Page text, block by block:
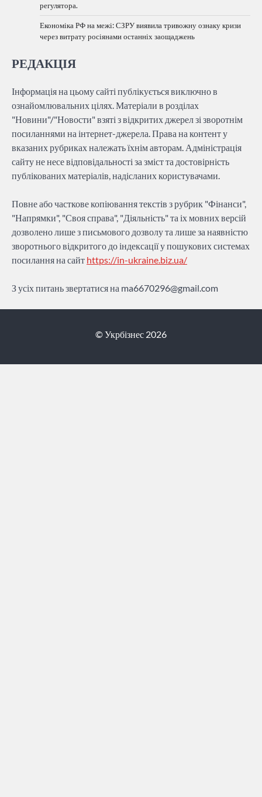
регулятора.
Економіка РФ на межі: СЗРУ виявила тривожну ознаку кризи
через витрату росіянами останніх заощаджень
РЕДАКЦІЯ
Інформація на цьому сайті публікується виключно в
ознайомлювальних цілях. Матеріали в розділах
"Новини"/"Новости" взяті з відкритих джерел зі зворотнім
посиланнями на інтернет-джерела. Права на контент у
вказаних рубриках належать їхнім авторам. Адміністрація
сайту не несе відповідальності за зміст та достовірність
публікованих матеріалів, надісланих користувачами.
Повне або часткове копіювання текстів з рубрик "Фінанси",
"Напрямки", "Своя справа", "Діяльність" та іх мовних версій
дозволено лише з письмового дозволу та лише за наявністю
зворотнього відкритого до індексації у пошукових системах
посилання на сайт https://in-ukraine.biz.ua/
З усіх питань звертатися на ma6670296@gmail.com
© Укрбізнес 2026